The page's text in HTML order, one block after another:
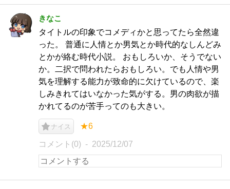
きなこ
タイトルの印象でコメディかと思ってたら全然違
った。 普通に人情とか男気とか時代的なしんどみ
とかが絡む時代小説。 おもしろいか、そうでない
か。二択で問われたらおもしろい。でも人情や男
気を理解する能力が致命的に欠けているので、楽
しみきれてはいなかった気がする。男の肉欲が描
かれてるのが苦手ってのも大きい。
ナイス ★6
コメント(0) 2025/12/07